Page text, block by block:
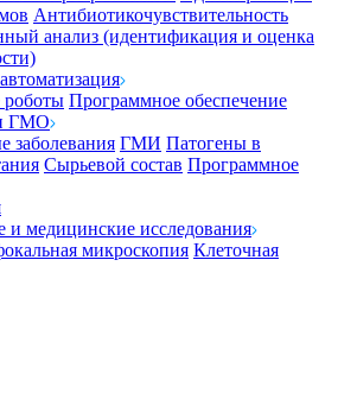
Антибиотикочувствительность
анализ (идентификация и оценка
роботы Программное обеспечение
ГМО
заболевания ГМИ Патогены в
Сырьевой состав Программное
и медицинские исследования
микроскопия Клеточная